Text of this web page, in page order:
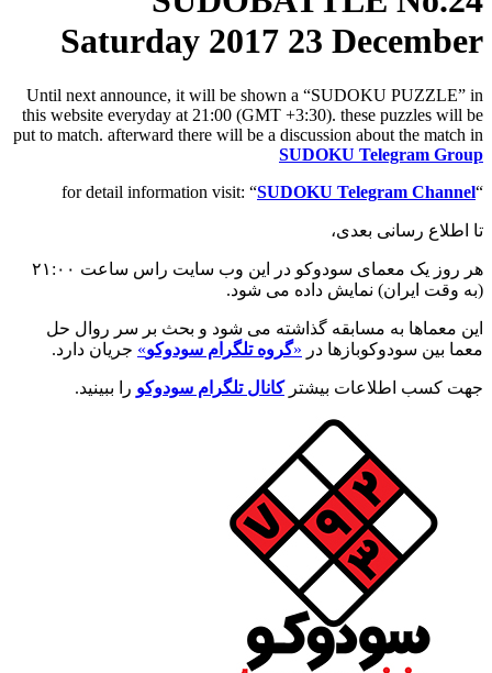
Saturday 2017 23 December
Until next announce, it will be shown a “SUDOKU PUZZLE” in
this website everyday at 21:00 (GMT +3:30). these puzzles will be
put to match. afterward there will be a discussion about the match in
SUDOKU Telegram Group
“for detail information visit: “
SUDOKU Telegram Channel
تا اطلاع رسانی بعدی،
هر روز یک معمای سودوکو در این وب سایت راس ساعت ۲۱:۰۰
(به وقت ایران) نمایش داده می شود.
این معماها به مسابقه گذاشته می شود و بحث بر سر روال حل
معما بین سودوکوبازها در «گروه تلگرام سودوکو» جریان دارد.
جهت کسب اطلاعات بیشترکانال تلگرام سودوکو را ببینید.